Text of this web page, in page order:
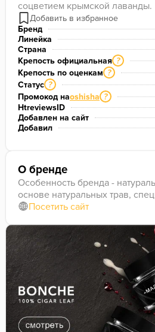
соцветием крымской лаванды.
Бренд
Линейка
Страна
Крепость официальная ?
Крепость по оценкам ?
Статус ?
Промокод наoshisha ?
HtreviewsID
Добавлен на сайт
Добавил
О бренде
Особенность бренда -
основе натуральных трав,
Посетить сайт